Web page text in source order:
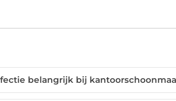
belangrijk bij